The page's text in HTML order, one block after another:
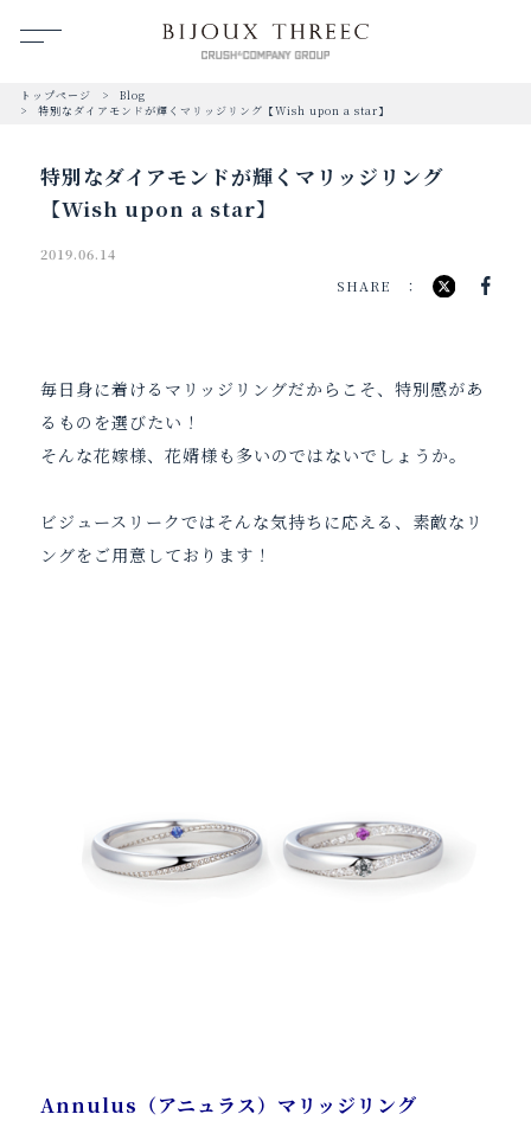
トップページ
Blog
特別なダイアモンドが輝くマリッジリング【Wish upon a star】
特別なダイアモンドが輝くマリッジリング
【Wish upon a star】
2019.06.14
SHARE
毎日身に着けるマリッジリングだからこそ、特別感があ
るものを選びたい！
そんな花嫁様、花婿様も多いのではないでしょうか。
ビジュースリークではそんな気持ちに応える、素敵なリ
ングをご用意しております！
Annulus（アニュラス）マリッジリング